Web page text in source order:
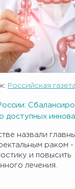
Российская газета
доступных
назвали
раком -
и повысить
лечения.